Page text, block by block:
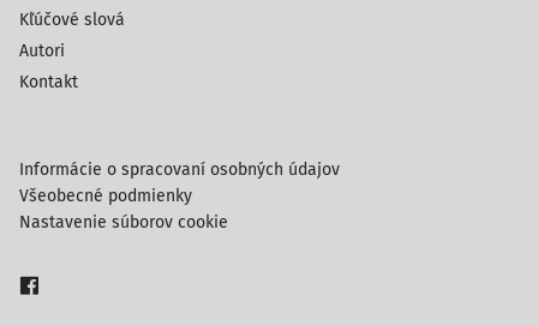
Kľúčové slová
Autori
Kontakt
Informácie o spracovaní osobných údajov
Všeobecné podmienky
Nastavenie súborov cookie